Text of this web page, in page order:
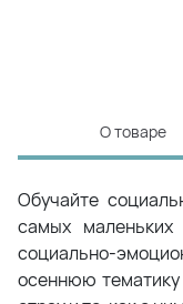
О товаре
Обучайте
самых
социально-
осеннюю